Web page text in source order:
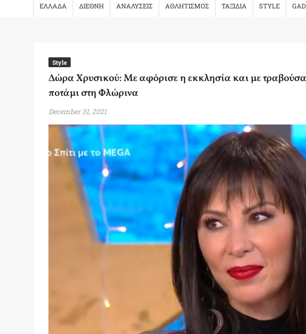
ΕΛΛΑΔΑ ΔΙΕΘΝΗ ΑΝΑΛΥΣΕΙΣ ΑΘΛΗΤΙΣΜΟΣ ΤΑΞΙΔΙΑ STYLE
Style
Δώρα Χρυσικού: Με αφόρισε η εκκλησία και με
ποτάμι στη Φλώρινα
December 31, 2021